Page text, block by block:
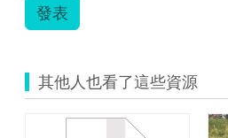
發表
其他人也看了這些資源